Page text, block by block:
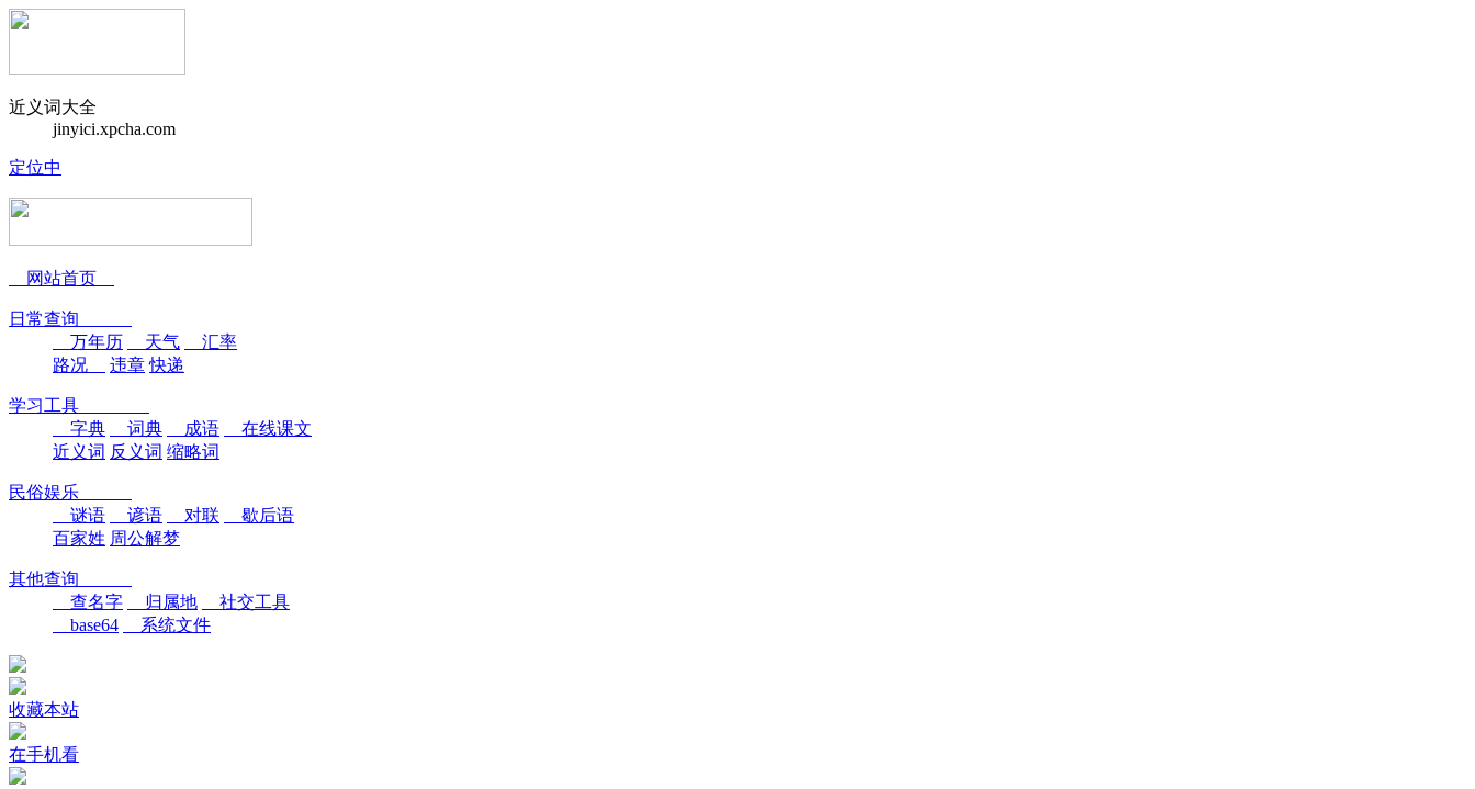
近义词大全
jinyici.xpcha.com
定位中
网站首页
日常查询
万年历
天气
汇率
路况
违章 快递
学习工具
字典
词典 成语
在线课文
近义词 反义词 缩略词
民俗娱乐
谜语
谚语 对联
歇后语
百家姓 周公解梦
其他查询
查名字
归属地
社交工具
base64
系统文件
收藏本站
在手机看